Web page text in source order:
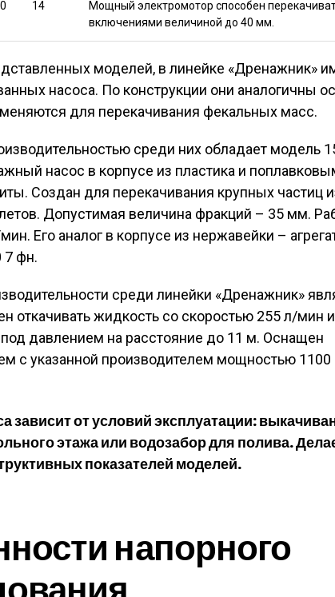
14
Мощный электромотор способен
включениями величиной до 40 мм.
моделей, в линейке «Дренажник»
насоса. По конструкции они аналогичны
для перекачивания фекальных масс.
среди них обладает модель
насос в корпусе из пластика и
Создан для перекачивания крупных частиц
Допустимая величина фракций – 35 мм.
Его аналог в корпусе из нержавейки –
7 фн.
среди линейки «Дренажник»
откачивать жидкость со скоростью 255 л/мин и
давлением на расстояние до 11 м. Оснащен
с указанной производителем мощностью 1100
зависит от условий эксплуатации:
этажа или водозабор для полива.
показателей моделей.
напорного